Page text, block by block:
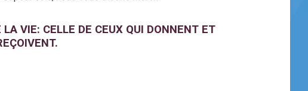
LA VIE: CELLE DE CEUX QUI DONNENT ET